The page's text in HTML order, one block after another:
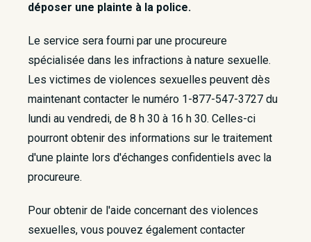
déposer une plainte à la police.
Le service sera fourni par une procureure
spécialisée dans les infractions à nature sexuelle.
Les victimes de violences sexuelles peuvent dès
maintenant contacter le numéro 1-877-547-3727 du
lundi au vendredi, de 8 h 30 à 16 h 30. Celles-ci
pourront obtenir des informations sur le traitement
d'une plainte lors d'échanges confidentiels avec la
procureure.
Pour obtenir de l'aide concernant des violences
sexuelles, vous pouvez également contacter